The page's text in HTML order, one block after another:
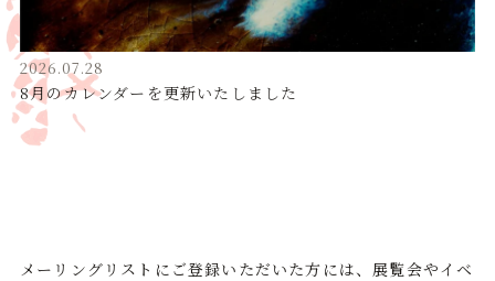
2026.07.28
8月のカレンダーを更新いたしました
メーリングリストにご登録いただいた方には、展覧会やイベ